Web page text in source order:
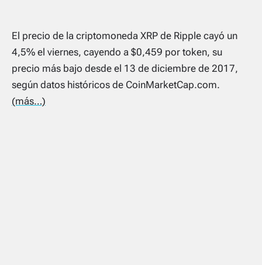
El precio de la criptomoneda XRP de Ripple cayó un
4,5% el viernes, cayendo a $0,459 por token, su
precio más bajo desde el 13 de diciembre de 2017,
según datos históricos de CoinMarketCap.com.
(más…)